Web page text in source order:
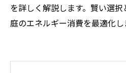
を詳しく解説します。賢い選
庭のエネルギー消費を最適化し